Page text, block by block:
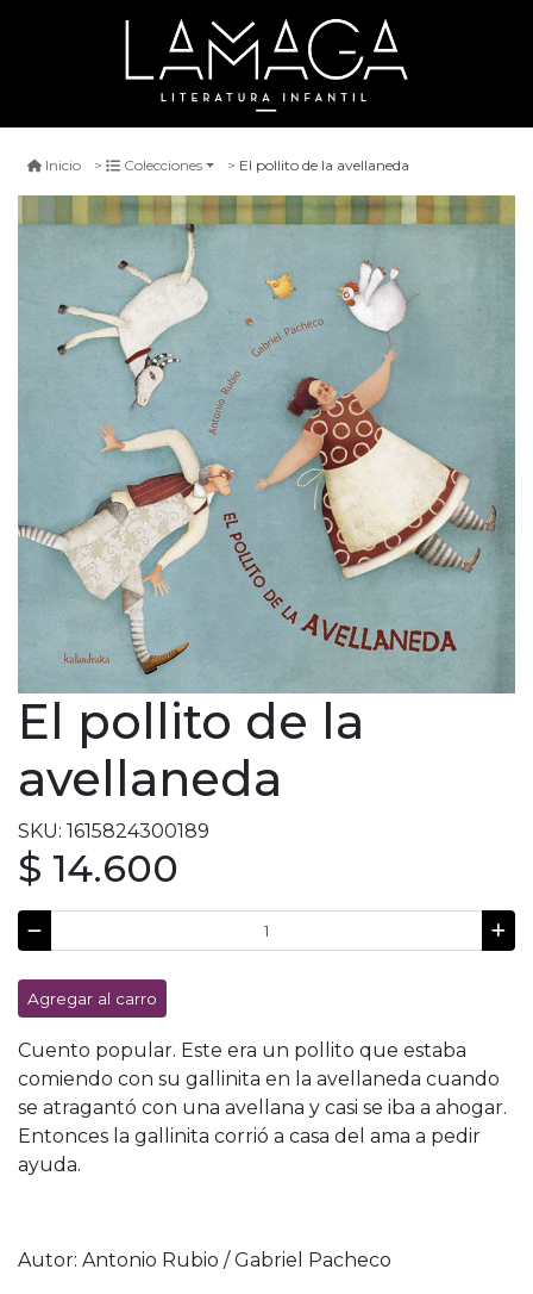
Inicio Colecciones El pollito de la avellaneda
El pollito de la
avellaneda
SKU: 1615824300189
$ 14.600
Agregar al carro
Cuento popular. Este era un pollito que estaba
comiendo con su gallinita en la avellaneda cuando
se atragantó con una avellana y casi se iba a ahogar.
Entonces la gallinita corrió a casa del ama a pedir
ayuda.
Autor: Antonio Rubio / Gabriel Pacheco